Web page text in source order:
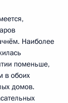
Наиболее
поменьше,
в обоих
домов.